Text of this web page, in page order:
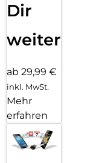
Dir
weiter
ab 29,99 €
inkl. MwSt.
Mehr
erfahren